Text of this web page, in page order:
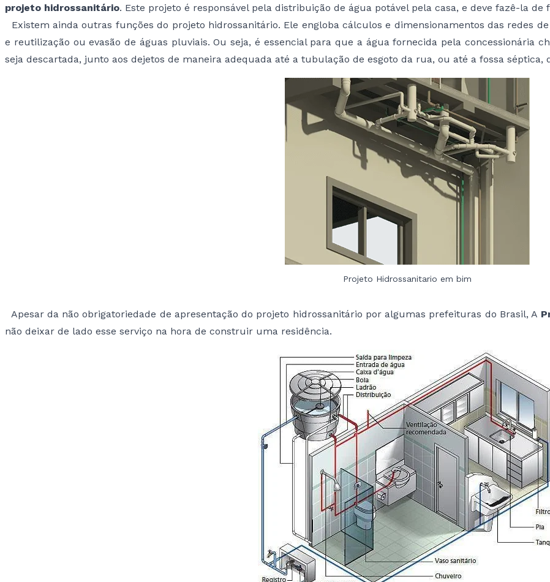
projeto hidrossanitário. Este projeto é responsável pela distribuição de água potável pela casa, e deve fazê-la de
Existem ainda outras funções do projeto hidrossanitário. Ele engloba cálculos e dimensionamentos das redes
e reutilização ou evasão de águas pluviais. Ou seja, é essencial para que a água fornecida pela concessionária
seja descartada, junto aos dejetos de maneira adequada até a tubulação de esgoto da rua, ou até a fossa
Projeto Hidrossanitario em bim
Apesar da não obrigatoriedade de apresentação do projeto hidrossanitário por algumas prefeituras do Brasil, A
não deixar de lado esse serviço na hora de construir uma residência.